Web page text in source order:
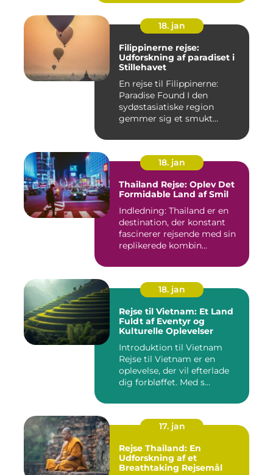
18. jan
Filippinerne rejse:
Udforskning af paradiset i
Stillehavet
En rejse til Filippinerne:
Paradise Found I den
sydøstasiatiske region
gemmer sig et smukt
18. jan
Thailand Rejse: Oplev Det
Formidable Land af Smil
Indledning: Thailand er en
destination, der konstant
fascinerer rejsende med sin
replikerede kombin...
18. jan
Rejse til Vietnam: Et Land
Fuldt af Eventyr og
Kulturelle Oplevelser
Introduktion til Vietnam
Rejse til Vietnam er en
oplevelse, der vil efterlade
dig forbløffet. Med s...
17. jan
Rejse Thailand: En
Udforskning af et
Breathtaking Rejsemål